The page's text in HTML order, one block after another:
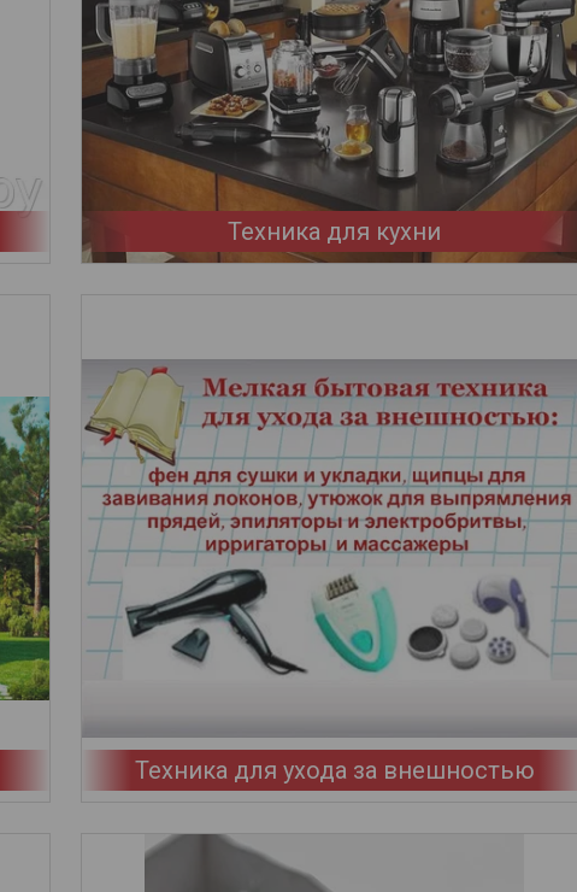
Техника для кухни
Техника для ухода за внешностью